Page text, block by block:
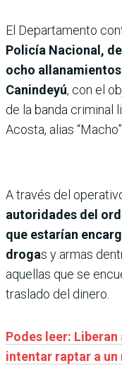
El Departamento
Policía Nacional,
ocho
Canindeyú, con el
de la banda criminal
Acosta, alias “Macho”.
A través del
autoridades del
que estarían
drogas y armas
aquellas que se
traslado del dinero.
Podes leer:
intentar raptar a un